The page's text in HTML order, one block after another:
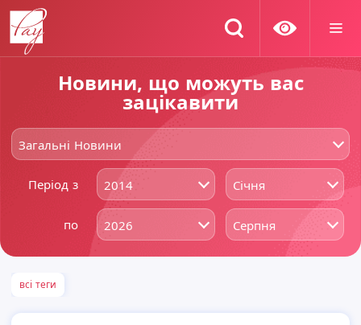
Новини, що можуть вас
зацікавити
Загальні Новини
Період з 2014 Січня
по 2026 Серпня
всі теги